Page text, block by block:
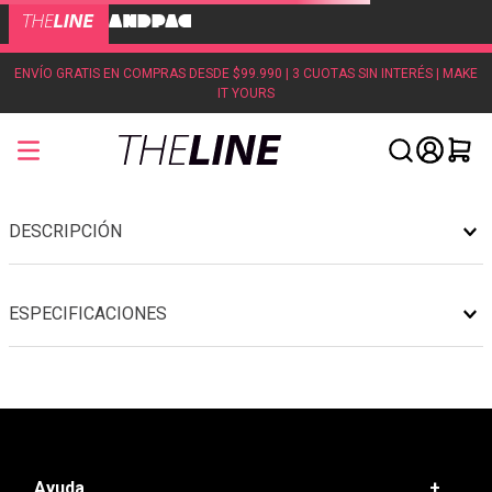
ENVÍO GRATIS EN COMPRAS DESDE $99.990 | 3 CUOTAS SIN INTERÉS | MAKE
IT YOURS
DESCRIPCIÓN
ESPECIFICACIONES